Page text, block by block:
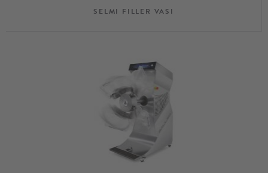
SELMI FILLER VASI